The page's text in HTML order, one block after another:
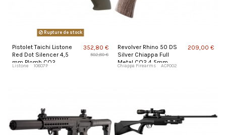
Rupture de stock
Pistolet Taichi Listone
Red Dot Silencer 4,5
mm Plomb CO2
Listone 10807P
352,80 €
502,80 €
Revolver Rhino 50 DS
Silver Chiappa Full
Metal CO2 4,5mm
plomb 3,9 J
Chiappa Firearms ACP002
209,00 €